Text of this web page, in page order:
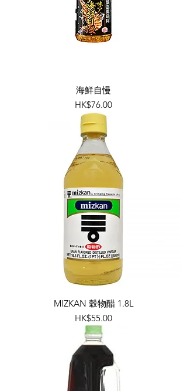
海鮮自慢
價格
HK$76.00
MIZKAN 穀物醋 1.8L
價格
HK$55.00